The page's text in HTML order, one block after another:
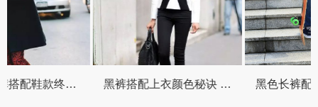
黑裤搭配上衣颜色秘诀 轻松穿出时尚风采 黑色长裤配鞋全攻略 从基础到进阶一次搞定